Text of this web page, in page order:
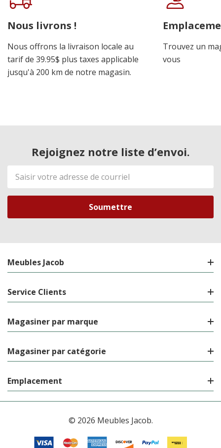
Nous livrons !
Nous offrons la livraison locale au
tarif de 39.95$ plus taxes applicable
jusqu'à 200 km de notre magasin.
Trouvez un
vous
Rejoignez notre liste d’envoi.
Adresse
de
courriel
Meubles Jacob
Service Clients
Magasiner par marque
Magasiner par catégorie
Emplacement
© 2026 Meubles Jacob.